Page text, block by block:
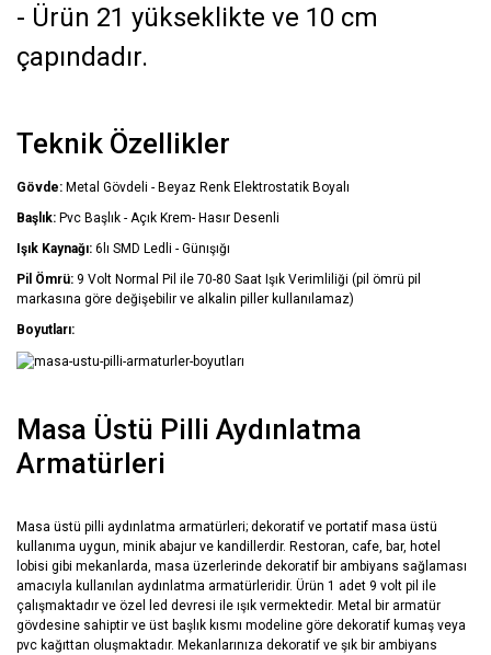
- Ürün 21 yükseklikte ve 10 cm
çapındadır.
Teknik Özellikler
Gövde: Metal Gövdeli - Beyaz Renk Elektrostatik Boyalı
Başlık: Pvc Başlık - Açık Krem- Hasır Desenli
Işık Kaynağı: 6lı SMD Ledli - Günışığı
Pil Ömrü: 9 Volt Normal Pil ile 70-80 Saat Işık Verimliliği (pil ömrü pil
markasına göre değişebilir ve alkalin piller kullanılamaz)
Boyutları:
Masa Üstü Pilli Aydınlatma
Armatürleri
Masa üstü pilli aydınlatma armatürleri; dekoratif ve portatif masa üstü
kullanıma uygun, minik abajur ve kandillerdir. Restoran, cafe, bar, hotel
lobisi gibi mekanlarda, masa üzerlerinde dekoratif bir ambiyans sağlaması
amacıyla kullanılan aydınlatma armatürleridir. Ürün 1 adet 9 volt pil ile
çalışmaktadır ve özel led devresi ile ışık vermektedir. Metal bir armatür
gövdesine sahiptir ve üst başlık kısmı modeline göre dekoratif kumaş veya
pvc kağıttan oluşmaktadır. Mekanlarınıza dekoratif ve şık bir ambiyans